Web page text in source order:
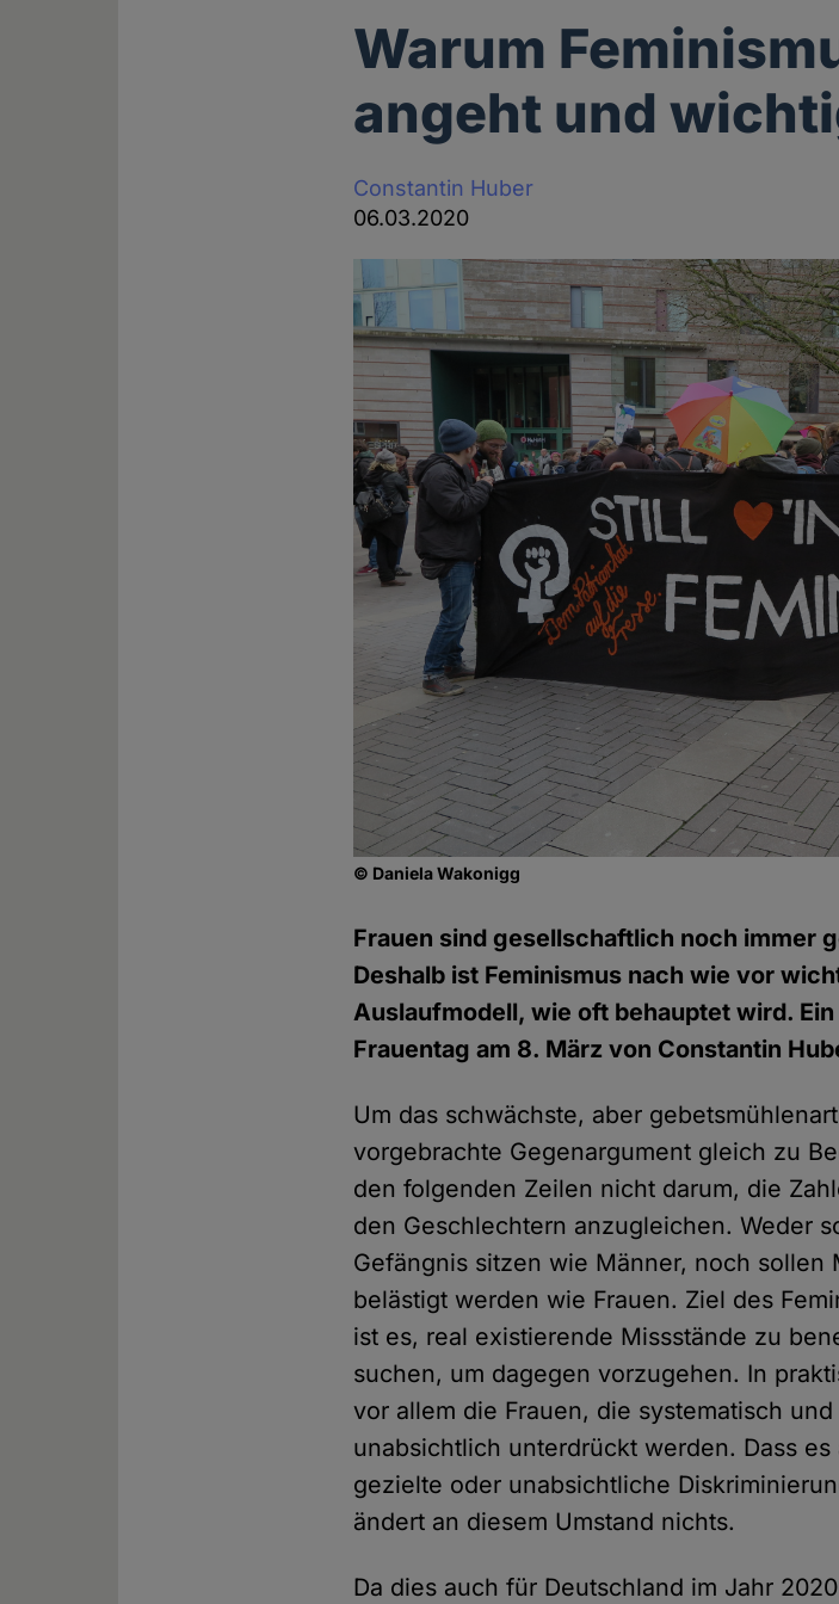
Warum
angeht und
Constantin Huber
06.03.2020
© Daniela Wakonigg
Frauen sind gesellschaftlich noch immer
Deshalb ist Feminismus nach wie vor
Auslaufmodell, wie oft behauptet wird.
Frauentag am 8. März von Constantin
Um das schwächste, aber
vorgebrachte Gegenargument gleich zu
den folgenden Zeilen nicht darum, die
den Geschlechtern anzugleichen. Weder
Gefängnis sitzen wie Männer, noch sollen
belästigt werden wie Frauen. Ziel des
ist es, real existierende Missstände zu
suchen, um dagegen vorzugehen. In
vor allem die Frauen, die systematisch
unabsichtlich unterdrückt werden. Dass
gezielte oder unabsichtliche
ändert an diesem Umstand nichts.
Da dies auch für Deutschland im Jahr